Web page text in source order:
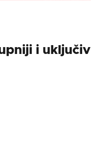
i uključiv